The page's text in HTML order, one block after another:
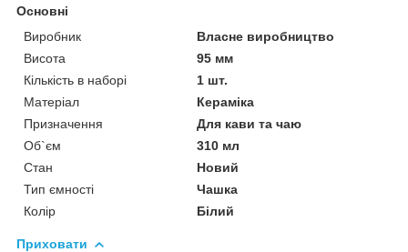
Основні
Виробник
Власне виробництво
Висота
95 мм
Кількість в наборі
1 шт.
Матеріал
Кераміка
Призначення
Для кави та чаю
Об`єм
310 мл
Стан
Новий
Тип ємності
Чашка
Колір
Білий
Приховати